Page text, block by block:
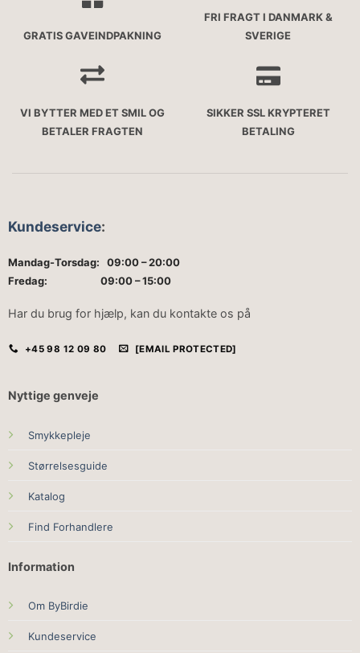
GRATIS GAVEINDPAKNING
FRI FRAGT I DANMARK &
SVERIGE
VI BYTTER MED ET SMIL OG
BETALER FRAGTEN
SIKKER SSL KRYPTERET
BETALING
Kundeservice:
Mandag-Torsdag: 09:00 – 20:00
Fredag: 09:00 – 15:00
Har du brug for hjælp, kan du kontakte os på
+45 98 12 09 80 [EMAIL PROTECTED]
Nyttige genveje
Smykkepleje
Størrelsesguide
Katalog
Find Forhandlere
Information
Om ByBirdie
Kundeservice